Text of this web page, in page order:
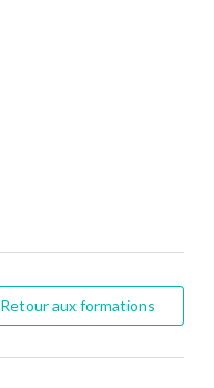
Retour aux formations